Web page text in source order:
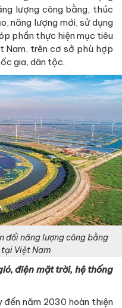
lượng công bằng, thúc
năng lượng mới, sử dụng
phần thực hiện mục tiêu
Nam, trên cơ sở phù hợp
gia, dân tộc.
đổi năng lượng công bằng
Việt Nam
điện mặt trời, hệ thống
năm 2030 hoàn thiện